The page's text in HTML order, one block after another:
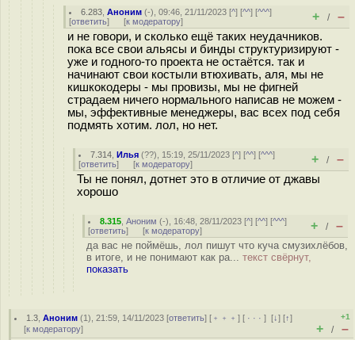
6.283 ,Аноним (-), 09:46, 21/11/2023 [^] [^^] [^^^]
[ответить] [к модератору] + / –
и не говори, и сколько ещё таких неудачников.
пока все свои альясы и бинды структуризируют -
уже и годного-то проекта не остаётся. так и
начинают свои костыли втюхивать, аля, мы не
кишкокодеры - мы провизы, мы не фигней
страдаем ничего нормального написав не можем -
мы, эффективные менеджеры, вас всех под себя
подмять хотим. лол, но нет.
7.314 ,Илья (??), 15:19, 25/11/2023 [^] [^^] [^^^]
[ответить] [к модератору] + / –
Ты не понял, дотнет это в отличие от джавы
хорошо
8.315 ,Аноним (-), 16:48, 28/11/2023 [^] [^^] [^^^]
[ответить] [к модератору] + / –
да вас не поймёшь, лол пишут что куча смузихлёбов,
в итоге, и не понимают как ра... текст свёрнут,
показать
1.3 ,Аноним (1), 21:59, 14/11/2023 [ответить] [ ﹢﹢﹢] [ · · ·][↓] [↑]
[к модератору]
+1
+ / –